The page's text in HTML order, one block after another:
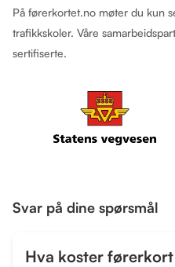
På førerkortet.no møter du kun
trafikkskoler. Våre
sertifiserte.
Svar på dine spørsmål
Hva koster førerkort